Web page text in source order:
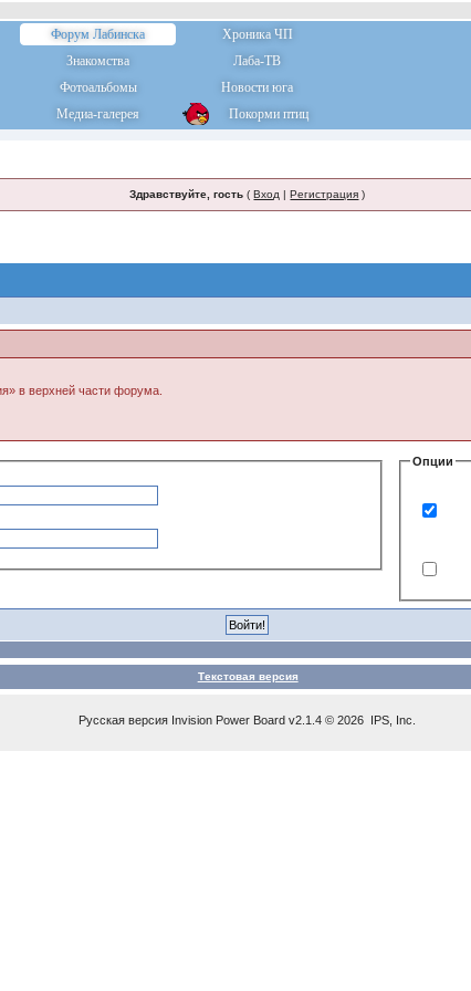
Форум Лабинска
Хроника ЧП
Знакомства
Лаба-ТВ
Фотоальбомы
Новости юга
Медиа-галерея Покорми птиц
Здравствуйте, гость (Вход |Регистрация )
в верхней части форума.
Опции
Текстовая версия
Русская версия Invision Power Board v2.1.4 © 2026 IPS, Inc.